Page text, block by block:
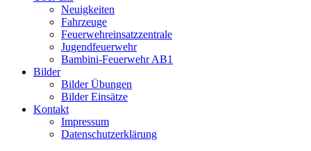
Neuigkeiten
Fahrzeuge
Feuerwehreinsatzzentrale
Jugendfeuerwehr
Bambini-Feuerwehr AB1
Bilder
Bilder Übungen
Bilder Einsätze
Kontakt
Impressum
Datenschutzerklärung